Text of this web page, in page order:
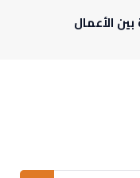
الأعمال